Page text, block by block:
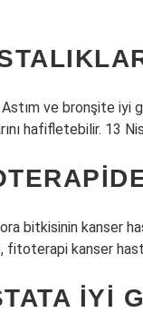
ve bronşite iyi
hafifletebilir. 13
bitkisinin kanser
kanser
IYI